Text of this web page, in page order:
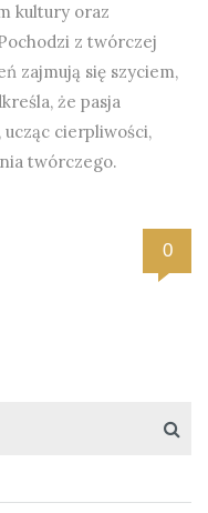
kultury oraz
z twórczej
zajmują się szyciem,
że pasja
cierpliwości,
twórczego.
0